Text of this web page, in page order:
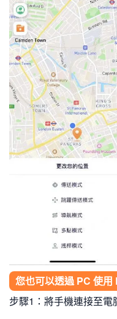
您也可以透過 PC 使
步驟1：將手機連接至電